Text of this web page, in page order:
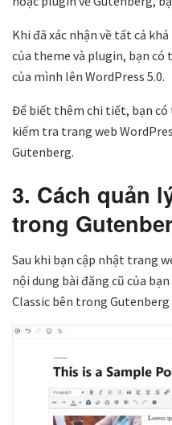
Khi đã xác nhận về tất cả
của theme và plugin, bạn
của mình lên WordPress 5.0.
Để biết thêm chi tiết, bạn có
kiểm tra trang web
Gutenberg.
3. Cách quản
trong
Sau khi bạn cập nhật trang
nội dung bài đăng cũ của
Classic bên trong